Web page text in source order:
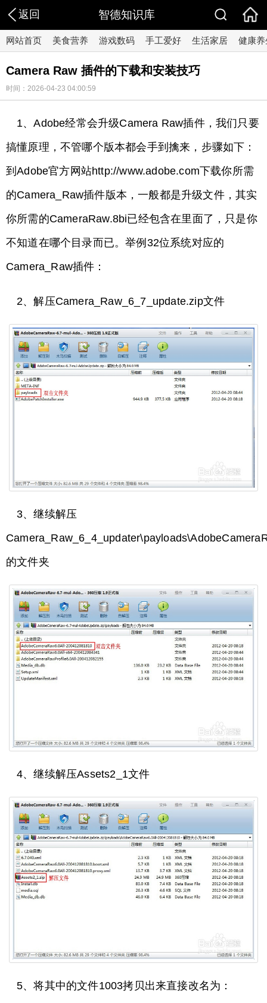
返回 智德知识库
网站首页 美食营养 游戏数码 手工爱好 生活家居 健康养
Camera Raw 插件的下载和安装技巧
时间：2026-04-23 04:00:59
1、Adobe经常会升级Camera Raw插件，我们只要
搞懂原理，不管哪个版本都会手到擒来，步骤如下：
到Adobe官方网站http://www.adobe.com下载你所需
的Camera_Raw插件版本，一般都是升级文件，其实
你所需的CameraRaw.8bi已经包含在里面了，只是你
不知道在哪个目录而已。举例32位系统对应的
Camera_Raw插件：
2、解压Camera_Raw_6_7_update.zip文件
3、继续解压
的文件夹
4、继续解压Assets2_1文件
5、将其中的文件1003拷贝出来直接改名为：